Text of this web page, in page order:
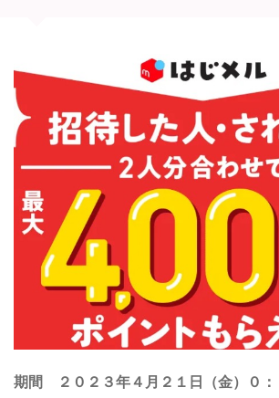
期間
２０２３年４月２１日（金）０